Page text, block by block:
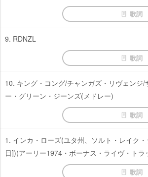
歌詞
9. RDNZL
歌詞
10. キング・コング/チャンガズ・リヴェンジ/
ー・グリーン・ジーンズ(メドレー)
歌詞
1. インカ・ローズ(ユタ州、ソルト・レイク
日])(アーリー1974・ボーナス・ライヴ・トラ
歌詞